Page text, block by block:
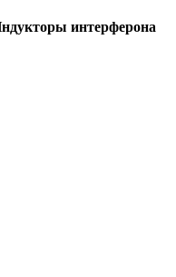
интерферона